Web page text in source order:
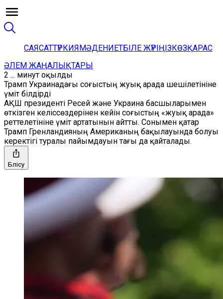
САЯСАТТҮРКИЯМӘДЕНИЕТБІЛЕ ЖҮРІҢІЗКӨЗҚАРАС
ӘЛЕМ ЖАҢАЛЫҚТАРЫ
2 ... минут оқылды
Трамп Украинадағы соғыстың жуық арада шешілетініне
үміт білдірді
АҚШ президенті Ресей және Украина басшыларымен
өткізген келіссөздерінен кейін соғыстың «жуық арада»
реттелетініне үміт артатынын айтты. Сонымен қатар
Трамп Гренландияның Американың бақылауында болуы
керектігі туралы пайымдауын тағы да қайталады.
Бөлісу